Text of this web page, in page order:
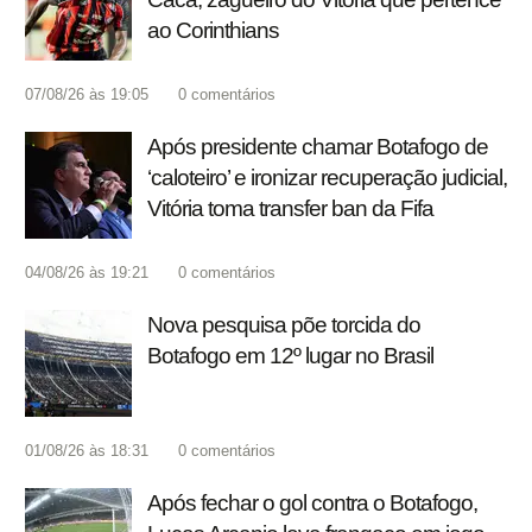
ao Corinthians
07/08/26 às 19:05 0 comentários
Após presidente chamar Botafogo de
‘caloteiro’ e ironizar recuperação judicial,
Vitória toma transfer ban da Fifa
04/08/26 às 19:21 0 comentários
Nova pesquisa põe torcida do
Botafogo em 12º lugar no Brasil
01/08/26 às 18:31 0 comentários
Após fechar o gol contra o Botafogo,